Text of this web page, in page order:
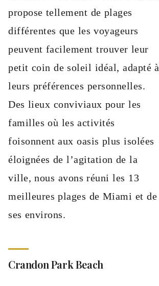
propose tellement de plages
différentes que les voyageurs
peuvent facilement trouver leur
petit coin de soleil idéal, adapté à
leurs préférences personnelles.
Des lieux conviviaux pour les
familles où les activités
foisonnent aux oasis plus isolées
éloignées de l’agitation de la
ville, nous avons réuni les 13
meilleures plages de Miami et de
ses environs.
Crandon Park Beach